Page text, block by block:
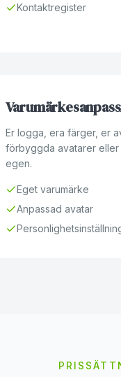
Kontaktregister
Er logga, era färger, er
förbyggda avatarer
egen.
Eget varumärke
Anpassad avatar